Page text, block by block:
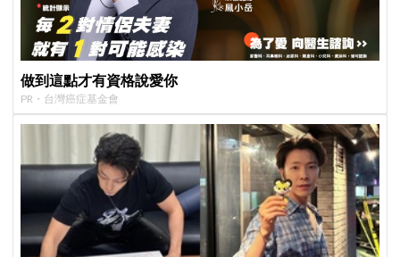
做到這點才有資格說愛你
PR・台灣癌症基金會